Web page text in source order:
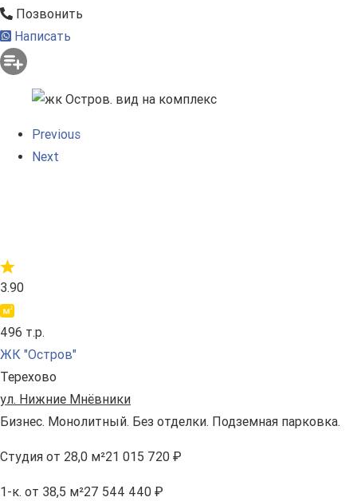
Позвонить
Написать
Previous
Next
3.90
496 т.р.
ЖК "Остров"
Терехово
ул. Нижние Мнёвники
Бизнес. Монолитный. Без отделки. Подземная парковка.
Студия от 28,0 м²21 015 720 ₽
1-к. от 38,5 м²27 544 440 ₽